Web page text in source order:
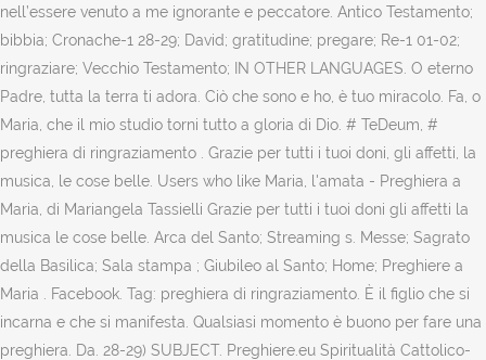
nell’essere venuto a me ignorante e peccatore. Antico Testamento;
bibbia; Cronache-1 28-29; David; gratitudine; pregare; Re-1 01-02;
ringraziare; Vecchio Testamento; IN OTHER LANGUAGES. O eterno
Padre, tutta la terra ti adora. Ciò che sono e ho, è tuo miracolo. Fa, o
Maria, che il mio studio torni tutto a gloria di Dio. # TeDeum, #
preghiera di ringraziamento . Grazie per tutti i tuoi doni, gli affetti, la
musica, le cose belle. Users who like Maria, l'amata - Preghiera a
Maria, di Mariangela Tassielli Grazie per tutti i tuoi doni gli affetti la
musica le cose belle. Arca del Santo; Streaming s. Messe; Sagrato
della Basilica; Sala stampa ; Giubileo al Santo; Home; Preghiere a
Maria . Facebook. Tag: preghiera di ringraziamento. È il figlio che si
incarna e che si manifesta. Qualsiasi momento è buono per fare una
preghiera. Da. 28-29) SUBJECT. Preghiere.eu Spiritualità Cattolico-